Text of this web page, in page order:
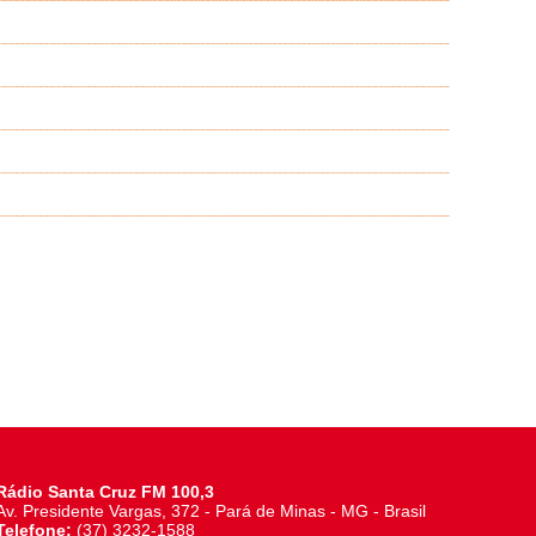
Santa Cruz FM 100,3
Presidente Vargas, 372 - Pará de Minas - MG - Brasil
(37) 3232-1588